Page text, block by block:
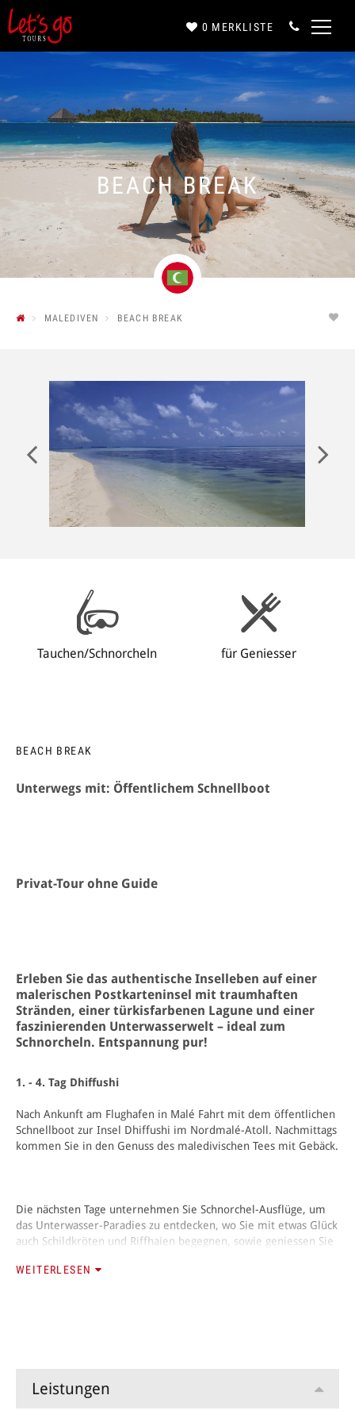
0 MERKLISTE
BEACH BREAK
MALEDIVEN BEACH BREAK
Tauchen/Schnorcheln für Geniesser
BEACH BREAK
Unterwegs mit: Öffentlichem Schnellboot
Privat-Tour ohne Guide
Erleben Sie das authentische Inselleben auf einer
malerischen Postkarteninsel mit traumhaften
Stränden, einer türkisfarbenen Lagune und einer
faszinierenden Unterwasserwelt – ideal zum
Schnorcheln. Entspannung pur!
1. - 4. Tag Dhiffushi
Nach Ankunft am Flughafen in Malé Fahrt mit dem öffentlichen
Schnellboot zur Insel Dhiffushi im Nordmalé-Atoll. Nachmittags
kommen Sie in den Genuss des maledivischen Tees mit Gebäck.
Die nächsten Tage unternehmen Sie Schnorchel-Ausflüge, um
das Unterwasser-Paradies zu entdecken, wo Sie mit etwas Glück
auch Schildkröten und Riffhaien begegnen, sowie geniessen Sie
erkunden das lokale Inselleben. Einmal wird das Abendessen
WEITERLESEN
Leistungen
Anrede*
Vorname*
Nachname*